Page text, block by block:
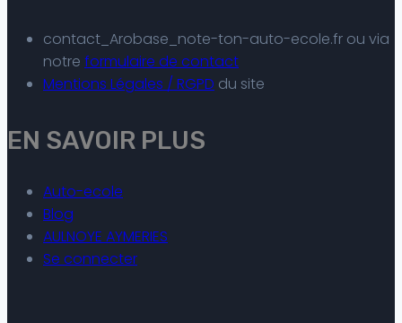
contact_Arobase_note-ton-auto-ecole.fr ou via
notre formulaire de contact
Mentions Légales / RGPD du site
EN SAVOIR PLUS
Auto-ecole
Blog
AULNOYE AYMERIES
Se connecter